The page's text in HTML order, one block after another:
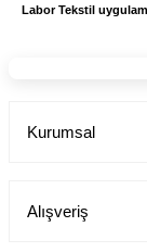
Labor Tekstil
Kurumsal
Alışveriş